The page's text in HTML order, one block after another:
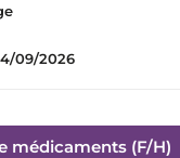
09/2026
médicaments (F/H)